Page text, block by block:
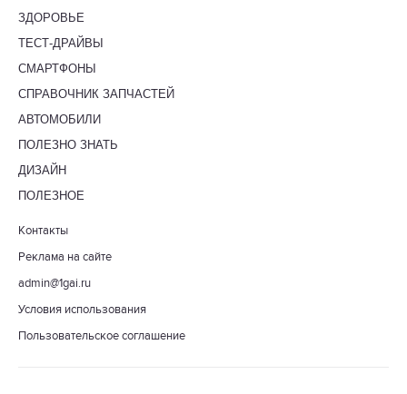
ЗДОРОВЬЕ
ТЕСТ-ДРАЙВЫ
СМАРТФОНЫ
СПРАВОЧНИК ЗАПЧАСТЕЙ
АВТОМОБИЛИ
ПОЛЕЗНО ЗНАТЬ
ДИЗАЙН
ПОЛЕЗНОЕ
Контакты
Реклама на сайте
admin@1gai.ru
Условия использования
Пользовательское соглашение